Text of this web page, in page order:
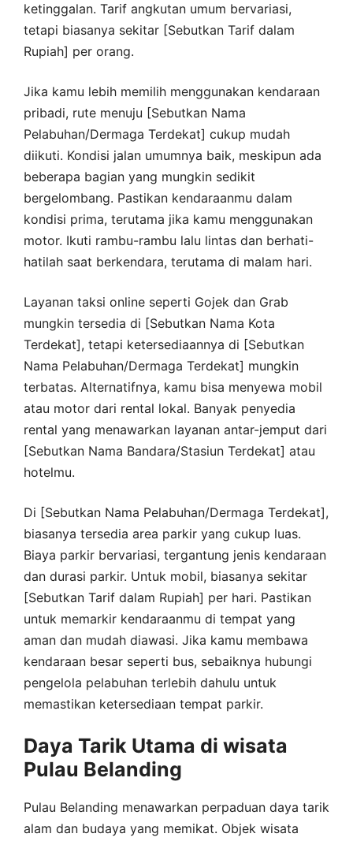
ketinggalan. Tarif angkutan umum bervariasi,
tetapi biasanya sekitar [Sebutkan Tarif dalam
Rupiah] per orang.
Jika kamu lebih memilih menggunakan kendaraan
pribadi, rute menuju [Sebutkan Nama
Pelabuhan/Dermaga Terdekat] cukup mudah
diikuti. Kondisi jalan umumnya baik, meskipun ada
beberapa bagian yang mungkin sedikit
bergelombang. Pastikan kendaraanmu dalam
kondisi prima, terutama jika kamu menggunakan
motor. Ikuti rambu-rambu lalu lintas dan berhati-
hatilah saat berkendara, terutama di malam hari.
Layanan taksi online seperti Gojek dan Grab
mungkin tersedia di [Sebutkan Nama Kota
Terdekat], tetapi ketersediaannya di [Sebutkan
Nama Pelabuhan/Dermaga Terdekat] mungkin
terbatas. Alternatifnya, kamu bisa menyewa mobil
atau motor dari rental lokal. Banyak penyedia
rental yang menawarkan layanan antar-jemput dari
[Sebutkan Nama Bandara/Stasiun Terdekat] atau
hotelmu.
Di [Sebutkan Nama Pelabuhan/Dermaga Terdekat],
biasanya tersedia area parkir yang cukup luas.
Biaya parkir bervariasi, tergantung jenis kendaraan
dan durasi parkir. Untuk mobil, biasanya sekitar
[Sebutkan Tarif dalam Rupiah] per hari. Pastikan
untuk memarkir kendaraanmu di tempat yang
aman dan mudah diawasi. Jika kamu membawa
kendaraan besar seperti bus, sebaiknya hubungi
pengelola pelabuhan terlebih dahulu untuk
memastikan ketersediaan tempat parkir.
Daya Tarik Utama di wisata
Pulau Belanding
Pulau Belanding menawarkan perpaduan daya tarik
alam dan budaya yang memikat. Objek wisata